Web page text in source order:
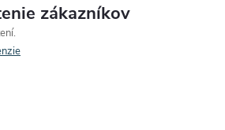
zákazníkov